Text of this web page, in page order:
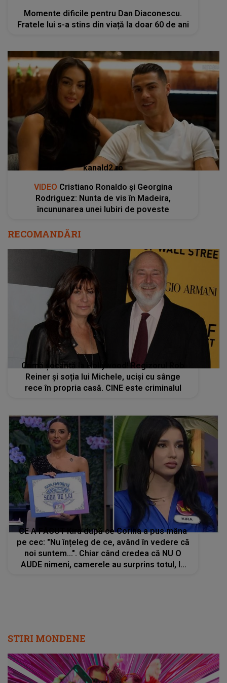
Momente dificile pentru Dan Diaconescu.
Fratele lui s-a stins din viață la doar 60 de ani
kanald2.ro
VIDEO Cristiano Ronaldo și Georgina
Rodriguez: Nunta de vis în Madeira,
încununarea unei Iubiri de poveste
RECOMANDĂRI
Crimă șocantă la Hollywood! Regizorul Rob
Reiner şi soția lui Michele, uciși cu sânge
rece în propria casă. CINE este criminalul
CE A FĂCUT Kira după ce Corina a pus mâna
pe cec: "Nu înțeleg de ce, având în vedere că
noi suntem...". Chiar când credea că NU O
AUDE nimeni, camerele au surprins totul, la
STIRI MONDENE